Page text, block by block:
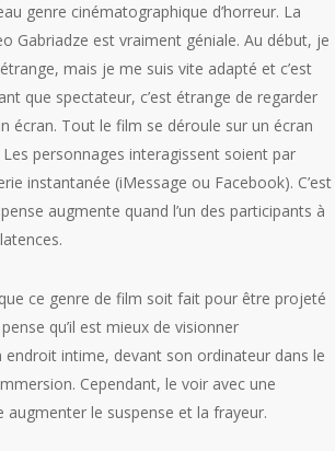
genre cinématographique d’horreur. La
Gabriadze est vraiment géniale. Au début, je
mais je me suis vite adapté et c’est
que spectateur, c’est étrange de regarder
écran. Tout le film se déroule sur un écran
Les personnages interagissent soient par
instantanée (iMessage ou Facebook). C’est
augmente quand l’un des participants à
ce genre de film soit fait pour être projeté
qu’il est mieux de visionner
intime, devant son ordinateur dans le
Cependant, le voir avec une
augmenter le suspense et la frayeur.